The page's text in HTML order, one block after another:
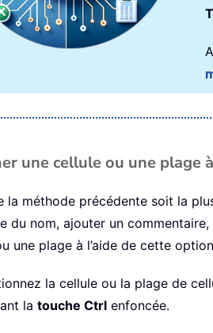
une cellule ou une plage
la méthode précédente soit la
du nom, ajouter un
une plage à l’aide de cette
la cellule ou la plage de
la touche Ctrl enfoncée.